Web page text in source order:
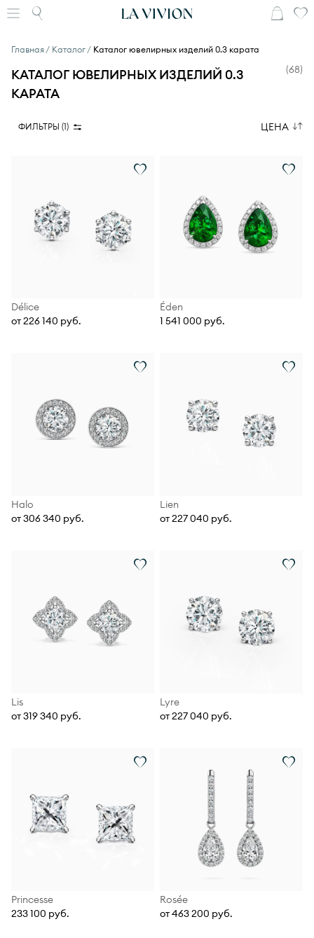
Главная Каталог Каталог ювелирных изделий 0.3 карата
КАТАЛОГ ЮВЕЛИРНЫХ ИЗДЕЛИЙ 0.3
КАРАТА
(68)
ФИЛЬТРЫ (1) ЦЕНА
Délice
от 226 140 руб.
Éden
1 541 000 руб.
Halo
от 306 340 руб.
Lien
от 227 040 руб.
Lis
от 319 340 руб.
Lyre
от 227 040 руб.
Princesse
233 100 руб.
Rosée
от 463 200 руб.